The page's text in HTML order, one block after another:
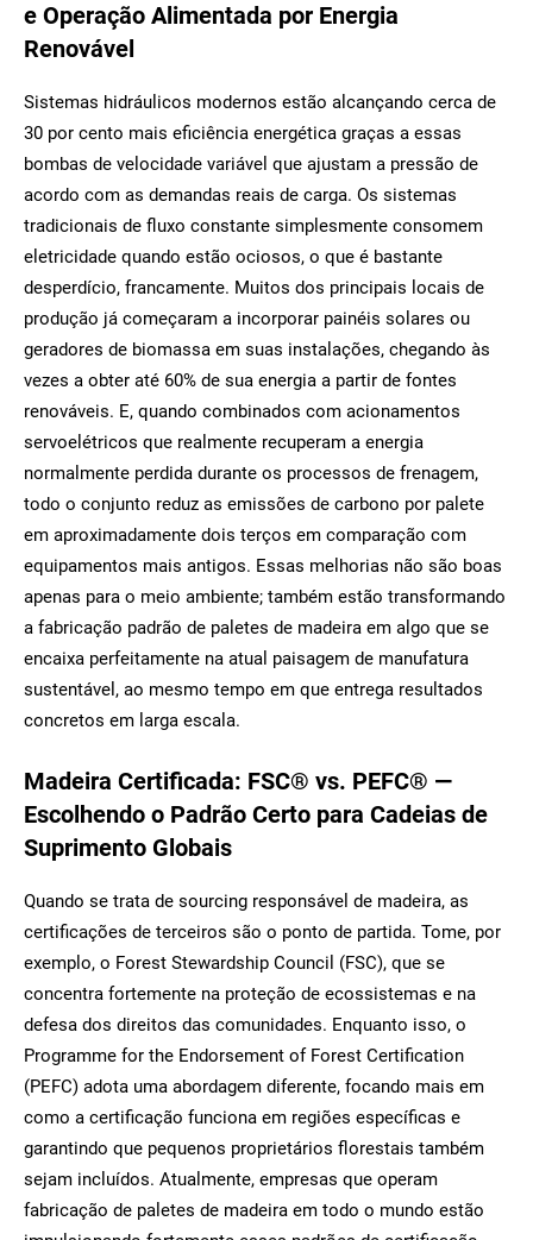
e Operação Alimentada por Energia
Renovável
Sistemas hidráulicos modernos estão alcançando cerca de
30 por cento mais eficiência energética graças a essas
bombas de velocidade variável que ajustam a pressão de
acordo com as demandas reais de carga. Os sistemas
tradicionais de fluxo constante simplesmente consomem
eletricidade quando estão ociosos, o que é bastante
desperdício, francamente. Muitos dos principais locais de
produção já começaram a incorporar painéis solares ou
geradores de biomassa em suas instalações, chegando às
vezes a obter até 60% de sua energia a partir de fontes
renováveis. E, quando combinados com acionamentos
servoelétricos que realmente recuperam a energia
normalmente perdida durante os processos de frenagem,
todo o conjunto reduz as emissões de carbono por palete
em aproximadamente dois terços em comparação com
equipamentos mais antigos. Essas melhorias não são boas
apenas para o meio ambiente; também estão transformando
a fabricação padrão de paletes de madeira em algo que se
encaixa perfeitamente na atual paisagem de manufatura
sustentável, ao mesmo tempo em que entrega resultados
concretos em larga escala.
Madeira Certificada: FSC® vs. PEFC® ―
Escolhendo o Padrão Certo para Cadeias de
Suprimento Globais
Quando se trata de sourcing responsável de madeira, as
certificações de terceiros são o ponto de partida. Tome, por
exemplo, o Forest Stewardship Council (FSC), que se
concentra fortemente na proteção de ecossistemas e na
defesa dos direitos das comunidades. Enquanto isso, o
Programme for the Endorsement of Forest Certification
(PEFC) adota uma abordagem diferente, focando mais em
como a certificação funciona em regiões específicas e
garantindo que pequenos proprietários florestais também
sejam incluídos. Atualmente, empresas que operam
fabricação de paletes de madeira em todo o mundo estão